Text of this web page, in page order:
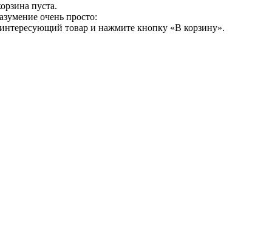
пуста.
очень просто:
товар и нажмите кнопку «В корзину».